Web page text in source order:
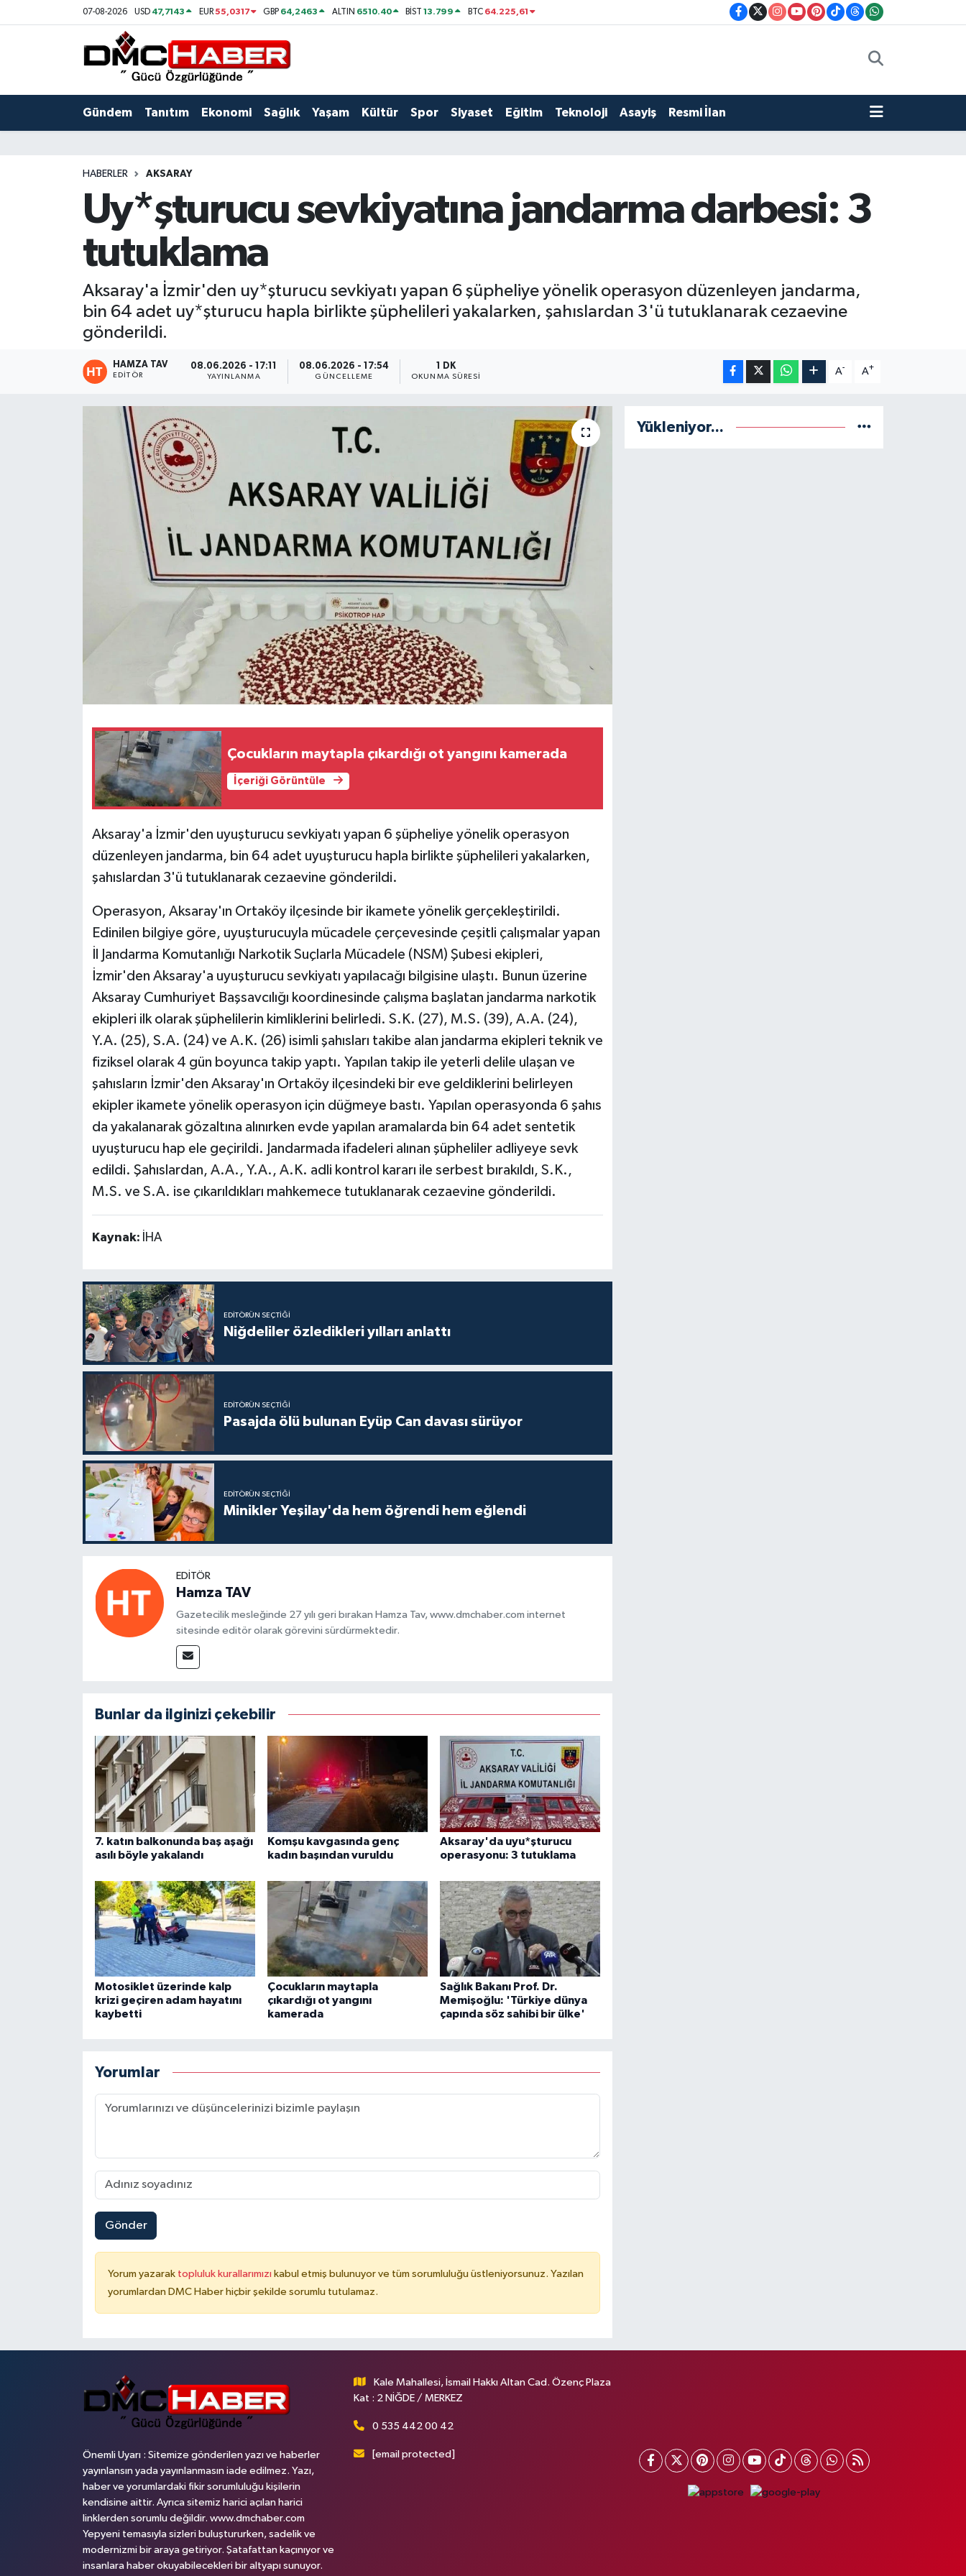
07-08-2026 USD 47,7143 EUR55,0317 GBP 64,2463 ALTIN 6510.40 BİST13.799 BTC 64.225,61
Gündem Tanıtım Ekonomi Sağlık Yaşam Kültür Spor Siyaset Eğitim Teknoloji Asayiş Resmi İlan
HABERLER AKSARAY
Uy*şturucu sevkiyatına jandarma darbesi: 3
tutuklama
Aksaray'a İzmir'den uy*şturucu sevkiyatı yapan 6 şüpheliye yönelik operasyon düzenleyen jandarma,
bin 64 adet uy*şturucu hapla birlikte şüphelileri yakalarken, şahıslardan 3'ü tutuklanarak cezaevine
gönderildi.
HAMZA TAV
EDITÖR
08.06.2026 - 17:11
YAYINLANMA
08.06.2026 - 17:54
GÜNCELLEME
1 DK
OKUNMA SÜRESI
A- A+
Çocukların maytapla çıkardığı ot yangını kamerada
İçeriği Görüntüle
Aksaray'a İzmir'den uyuşturucu sevkiyatı yapan 6 şüpheliye yönelik operasyon
düzenleyen jandarma, bin 64 adet uyuşturucu hapla birlikte şüphelileri yakalarken,
şahıslardan 3'ü tutuklanarak cezaevine gönderildi.
Operasyon, Aksaray'ın Ortaköy ilçesinde bir ikamete yönelik gerçekleştirildi.
Edinilen bilgiye göre, uyuşturucuyla mücadele çerçevesinde çeşitli çalışmalar yapan
İl Jandarma Komutanlığı Narkotik Suçlarla Mücadele (NSM) Şubesi ekipleri,
İzmir'den Aksaray'a uyuşturucu sevkiyatı yapılacağı bilgisine ulaştı. Bunun üzerine
Aksaray Cumhuriyet Başsavcılığı koordinesinde çalışma başlatan jandarma narkotik
ekipleri ilk olarak şüphelilerin kimliklerini belirledi. S.K. (27), M.S. (39), A.A. (24),
Y.A. (25), S.A. (24) ve A.K. (26) isimli şahısları takibe alan jandarma ekipleri teknik ve
fiziksel olarak 4 gün boyunca takip yaptı. Yapılan takip ile yeterli delile ulaşan ve
şahısların İzmir'den Aksaray'ın Ortaköy ilçesindeki bir eve geldiklerini belirleyen
ekipler ikamete yönelik operasyon için düğmeye bastı. Yapılan operasyonda 6 şahıs
da yakalanarak gözaltına alınırken evde yapılan aramalarda bin 64 adet sentetik
uyuşturucu hap ele geçirildi. Jandarmada ifadeleri alınan şüpheliler adliyeye sevk
edildi. Şahıslardan, A.A., Y.A., A.K. adli kontrol kararı ile serbest bırakıldı, S.K.,
M.S. ve S.A. ise çıkarıldıkları mahkemece tutuklanarak cezaevine gönderildi.
Kaynak: İHA
EDITÖRÜN SEÇTIĞI
Niğdeliler özledikleri yılları anlattı
EDITÖRÜN SEÇTIĞI
Pasajda ölü bulunan Eyüp Can davası sürüyor
EDITÖRÜN SEÇTIĞI
Minikler Yeşilay'da hem öğrendi hem eğlendi
EDITÖR
Hamza TAV
Gazetecilik mesleğinde 27 yılı geri bırakan Hamza Tav, www.dmchaber.com internet
sitesinde editör olarak görevini sürdürmektedir.
Bunlar da ilginizi çekebilir
7. katın balkonunda baş aşağı
asılı böyle yakalandı
Komşu kavgasında genç
kadın başından vuruldu
Aksaray'da uyu*şturucu
operasyonu: 3 tutuklama
Motosiklet üzerinde kalp
krizi geçiren adam hayatını
kaybetti
Çocukların maytapla
çıkardığı ot yangını
kamerada
Sağlık Bakanı Prof. Dr.
Memişoğlu: 'Türkiye dünya
çapında söz sahibi bir ülke'
Yorumlar
Gönder
Yorum yazarak topluluk kurallarımızı kabul etmiş bulunuyor ve tüm sorumluluğu üstleniyorsunuz. Yazılan
yorumlardan DMC Haber hiçbir şekilde sorumlu tutulamaz.
Yükleniyor...
Önemli Uyarı : Sitemize gönderilen yazı ve haberler
yayınlansın yada yayınlanmasın iade edilmez. Yazı,
haber ve yorumlardaki fikir sorumluluğu kişilerin
kendisine aittir. Ayrıca sitemiz harici açılan harici
linklerden sorumlu değildir. www.dmchaber.com
Yepyeni temasıyla sizleri buluştururken, sadelik ve
modernizmi bir araya getiriyor. Şatafattan kaçınıyor ve
insanlara haber okuyabilecekleri bir altyapı sunuyor.
Kale Mahallesi, İsmail Hakkı Altan Cad. Özenç Plaza
Kat : 2 NİĞDE / MERKEZ
0 535 442 00 42
[email protected]
Gündem
Teknoloji
Nöbetçi Eczaneler
Tüm Manşetler
Son Dakika Haberleri